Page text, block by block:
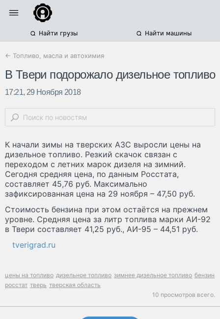
Найти грузы Найти машины
← Топливо, масла и автохимия
В Твери подорожало дизельное топливо
17:21, 29 Ноября 2018
К начали зимы на тверских АЗС выросли цены на
дизельное топливо. Резкий скачок связан с
переходом с летних марок дизеля на зимний.
Сегодня средняя цена, по данным Росстата,
составляет 45,76 руб. Максимально
зафиксированная цена на 29 ноября – 47,50 руб.
Стоимость бензина при этом остаётся на прежнем
уровне. Средняя цена за литр топлива марки АИ-92
в Твери составляет 41,25 руб., АИ-95 – 44,51 руб.
tverigrad.ru
цены на топливо дизельное топливо зимнее дизельное топливо бензин
росстат тверь тверская область
10 просмотров всего.